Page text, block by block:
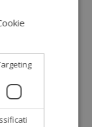
IL NOSTRO